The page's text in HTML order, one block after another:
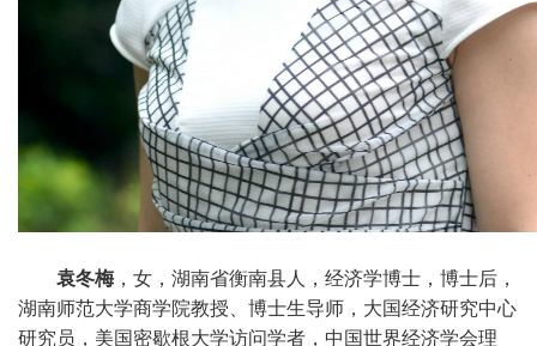
袁冬梅，女，湖南省衡南县人，经济学博士，博士后，
湖南师范大学商学院教授、博士生导师，大国经济研究中心
研究员，美国密歇根大学访问学者，中国世界经济学会理